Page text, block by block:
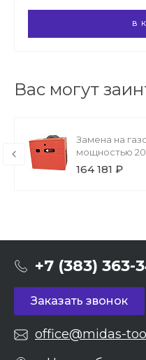
В
Вас могут
Замена на
мощностью
164 181 ₽
+7 (383) 363-
Заказать звонок
office@midas-